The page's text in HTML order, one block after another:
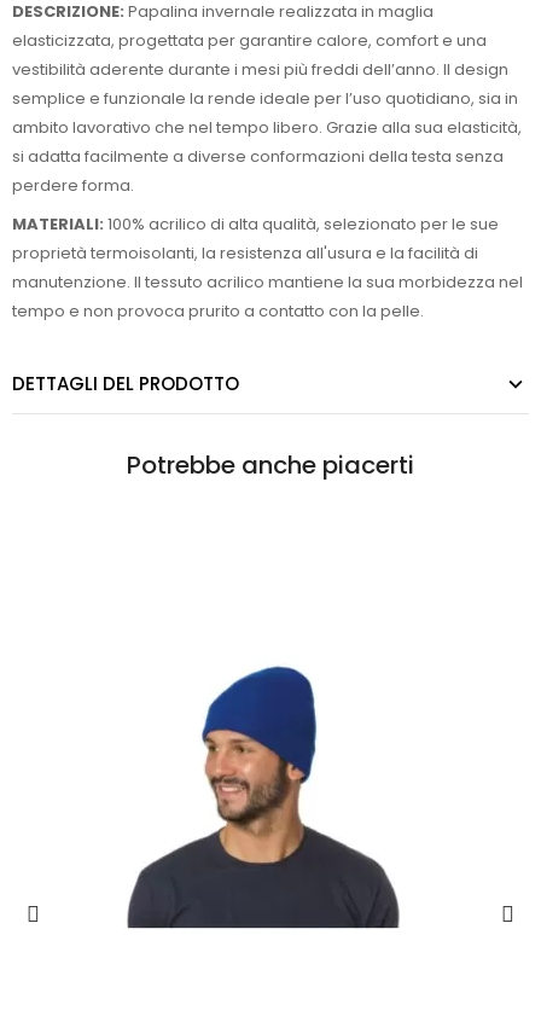
DESCRIZIONE: Papalina invernale realizzata in maglia
elasticizzata, progettata per garantire calore, comfort e una
vestibilità aderente durante i mesi più freddi dell’anno. Il design
semplice e funzionale la rende ideale per l’uso quotidiano, sia in
ambito lavorativo che nel tempo libero. Grazie alla sua elasticità,
si adatta facilmente a diverse conformazioni della testa senza
perdere forma.
MATERIALI: 100% acrilico di alta qualità, selezionato per le sue
proprietà termoisolanti, la resistenza all'usura e la facilità di
manutenzione. Il tessuto acrilico mantiene la sua morbidezza nel
tempo e non provoca prurito a contatto con la pelle.
DETTAGLI DEL PRODOTTO
Potrebbe anche piacerti